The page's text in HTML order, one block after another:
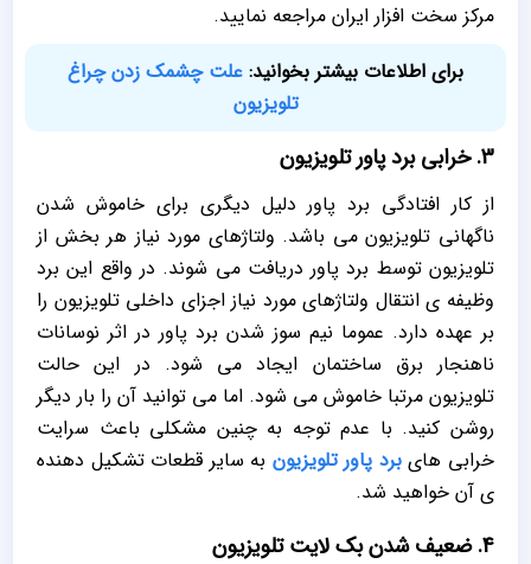
مرکز سخت افزار ایران مراجعه نمایید.
برای اطلاعات بیشتر بخوانید: علت چشمک زدن چراغ
تلویزیون
3. خرابی برد پاور تلویزیون
از کار افتادگی برد پاور دلیل دیگری برای خاموش شدن
ناگهانی تلویزیون می باشد. ولتاژهای مورد نیاز هر بخش از
تلویزیون توسط برد پاور دریافت می شوند. در واقع این برد
وظیفه ی انتقال ولتاژهای مورد نیاز اجزای داخلی تلویزیون را
بر عهده دارد. عموما نیم سوز شدن برد پاور در اثر نوسانات
ناهنجار برق ساختمان ایجاد می شود. در این حالت
تلویزیون مرتبا خاموش می شود. اما می توانید آن را بار دیگر
روشن کنید. با عدم توجه به چنین مشکلی باعث سرایت
خرابی هایبرد پاور تلویزیون به سایر قطعات تشکیل دهنده
ی آن خواهید شد.
4. ضعیف شدن بک لایت تلویزیون